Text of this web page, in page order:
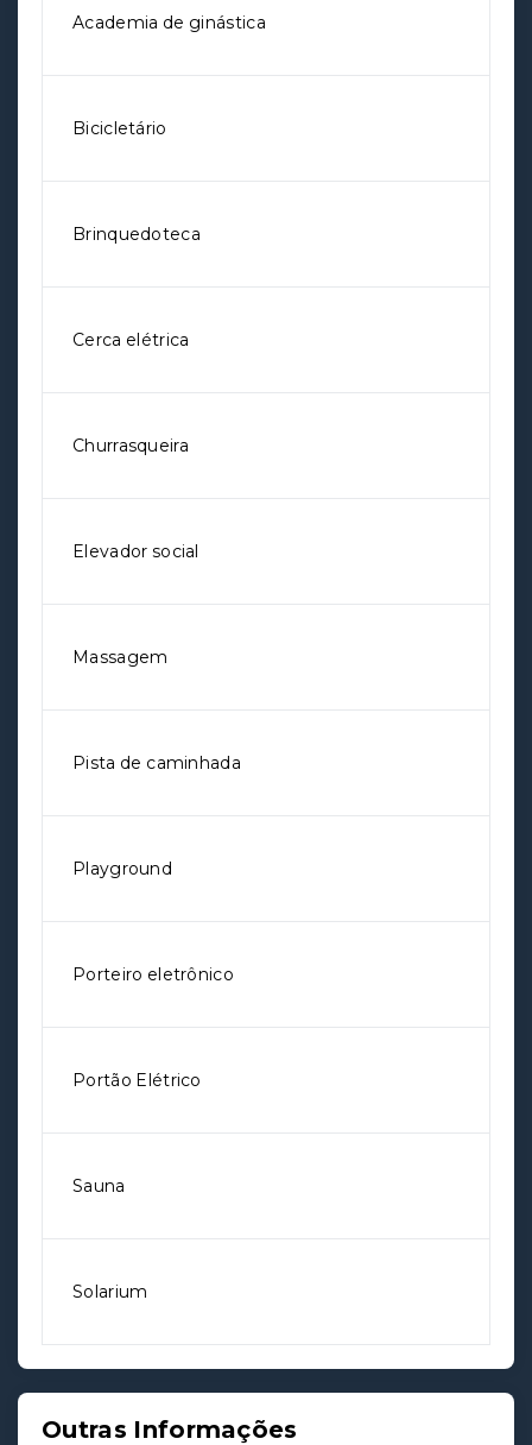
Academia de ginástica
Bicicletário
Brinquedoteca
Cerca elétrica
Churrasqueira
Elevador social
Massagem
Pista de caminhada
Playground
Porteiro eletrônico
Portão Elétrico
Sauna
Solarium
Outras Informações